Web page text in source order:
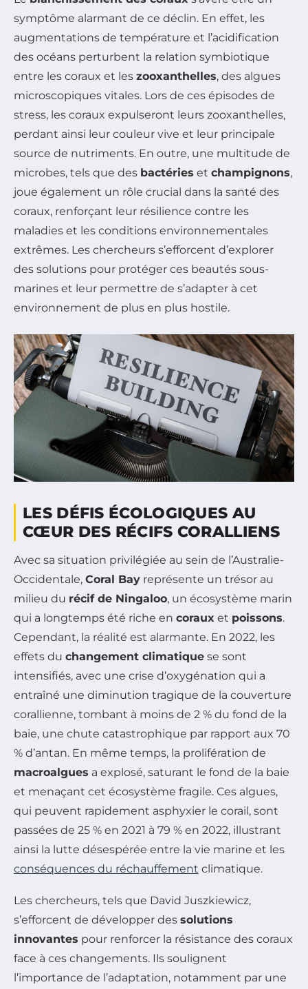
symptôme alarmant de ce déclin. En effet, les
augmentations de température et l’acidification
des océans perturbent la relation symbiotique
entre les coraux et les zooxanthelles, des algues
microscopiques vitales. Lors de ces épisodes de
stress, les coraux expulseront leurs zooxanthelles,
perdant ainsi leur couleur vive et leur principale
source de nutriments. En outre, une multitude de
microbes, tels que des bactéries et champignons,
joue également un rôle crucial dans la santé des
coraux, renforçant leur résilience contre les
maladies et les conditions environnementales
extrêmes. Les chercheurs s’efforcent d’explorer
des solutions pour protéger ces beautés sous-
marines et leur permettre de s’adapter à cet
environnement de plus en plus hostile.
LES DÉFIS ÉCOLOGIQUES AU
CŒUR DES RÉCIFS CORALLIENS
Avec sa situation privilégiée au sein de l’Australie-
Occidentale, Coral Bay représente un trésor au
milieu du récif de Ningaloo, un écosystème marin
qui a longtemps été riche en coraux et poissons.
Cependant, la réalité est alarmante. En 2022, les
effets du changement climatique se sont
intensifiés, avec une crise d’oxygénation qui a
entraîné une diminution tragique de la couverture
corallienne, tombant à moins de 2 % du fond de la
baie, une chute catastrophique par rapport aux 70
% d’antan. En même temps, la prolifération de
macroalgues a explosé, saturant le fond de la baie
et menaçant cet écosystème fragile. Ces algues,
qui peuvent rapidement asphyxier le corail, sont
passées de 25 % en 2021 à 79 % en 2022, illustrant
ainsi la lutte désespérée entre la vie marine et les
conséquences du réchauffement climatique.
Les chercheurs, tels que David Juszkiewicz,
s’efforcent de développer des solutions
innovantes pour renforcer la résistance des coraux
face à ces changements. Ils soulignent
l’importance de l’adaptation, notamment par une